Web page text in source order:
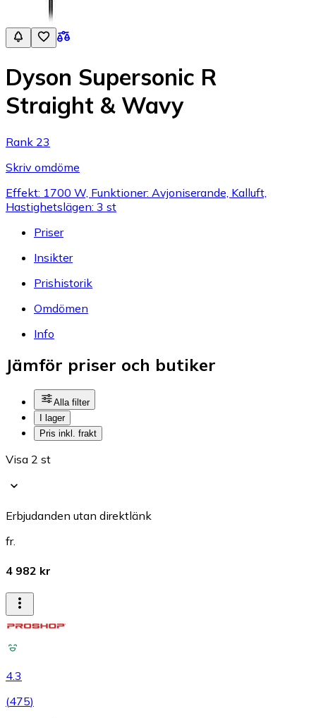
Dyson Supersonic R
Straight & Wavy
Rank 23
Skriv omdöme
Effekt: 1700 W, Funktioner: Avjoniserande, Kalluft,
Hastighetslägen: 3 st
Priser
Insikter
Prishistorik
Omdömen
Info
Jämför priser och butiker
Alla filter
I lager
Pris inkl. frakt
Visa 2 st
Erbjudanden utan direktlänk
fr.
4 982 kr
4.3
(475)